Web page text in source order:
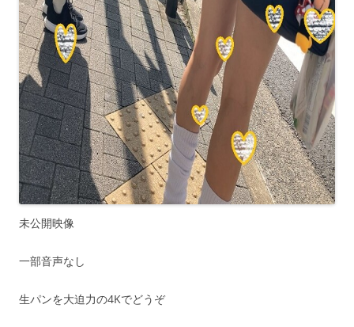
未公開映像
一部音声なし
生パンを大迫力の4Kでどうぞ